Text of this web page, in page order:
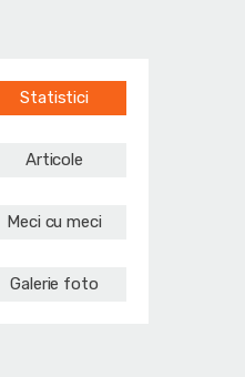
Statistici
Articole
Meci cu meci
Galerie foto